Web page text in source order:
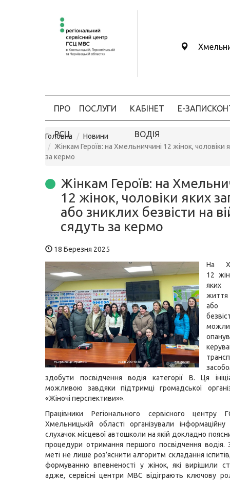
ПРО
РСЦ
ПОСЛУГИ КАБІНЕТ
ВОДІЯ
Е-ЗАПИС
Головна
Новини
Жінкам Героїв: на Хмельниччині 12 жінок, чоловіки
за кермо
Жінкам Героїв: на
12 жінок, чоловіки яких
або зниклих безвісти на
сядуть за кермо
18 Березня 2025
На
12
або
здобути посвідчення водія категорії В. Ця
можливою завдяки підтримці громадської
«Жіночі перспективи»».
Працівники Регіонального сервісного
Хмельницькій області організували
слухачок місцевої автошколи на якій докладно
процедури отримання першого посвідчення водія.
меті не лише роз’яснити алгоритм складання
формуванню впевненості у жінок, які вирішили
адже, сервісні центри МВС відіграють ключову